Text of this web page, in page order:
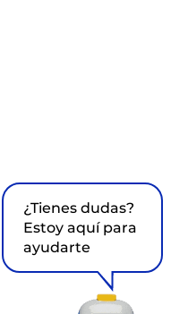
¿Tienes dudas?
Estoy aquí para
ayudarte